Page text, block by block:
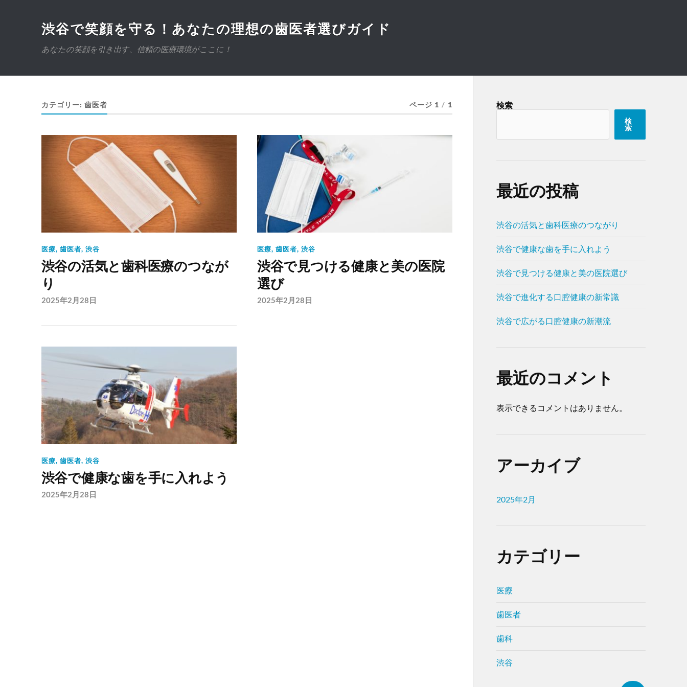
渋谷で笑顔を守る！あなたの理想の歯医者選びガイド
あなたの笑顔を引き出す、信頼の医療環境がここに！
カテゴリー: 歯医者 ページ 1 / 1
医療, 歯医者, 渋谷
渋谷の活気と歯科医療のつなが
り
2025年2月28日
医療, 歯医者, 渋谷
渋谷で見つける健康と美の医院
選び
2025年2月28日
医療, 歯医者, 渋谷
渋谷で健康な歯を手に入れよう
2025年2月28日
検索
検
索
最近の投稿
渋谷の活気と歯科医療のつながり
渋谷で健康な歯を手に入れよう
渋谷で見つける健康と美の医院選び
渋谷で進化する口腔健康の新常識
渋谷で広がる口腔健康の新潮流
最近のコメント
表示できるコメントはありません。
アーカイブ
2025年2月
カテゴリー
医療
歯医者
歯科
渋谷